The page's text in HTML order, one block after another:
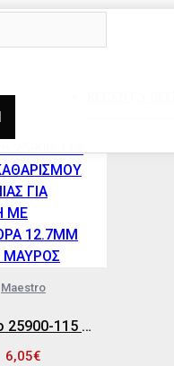
Maestro
Maestro 25900-115 ΔΙΣΚΟΣ ΚΑΘΑΡΙΣΜΟΥ ΦΑΝΟΠΟΙΙΑΣ ΓΙΑ ΣΥΝΔΕΣΗ ΜΕ ΑΝΤΑΠΤΟΡΑ 12.7MM (115MM) ΜΑΥΡΟΣ
6,05€